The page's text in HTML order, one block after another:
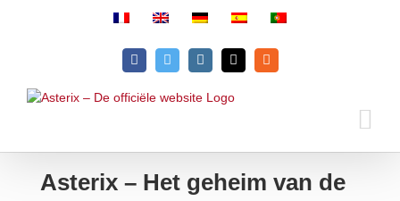
FacebookTwitterInstagramEmailRss
Asterix – Het geheim van de